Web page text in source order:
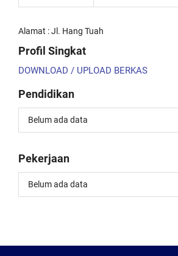
Alamat : Jl. Hang Tuah
Profil Singkat
DOWNLOAD / UPLOAD BERKAS
Pendidikan
Belum ada data
Pekerjaan
Belum ada data